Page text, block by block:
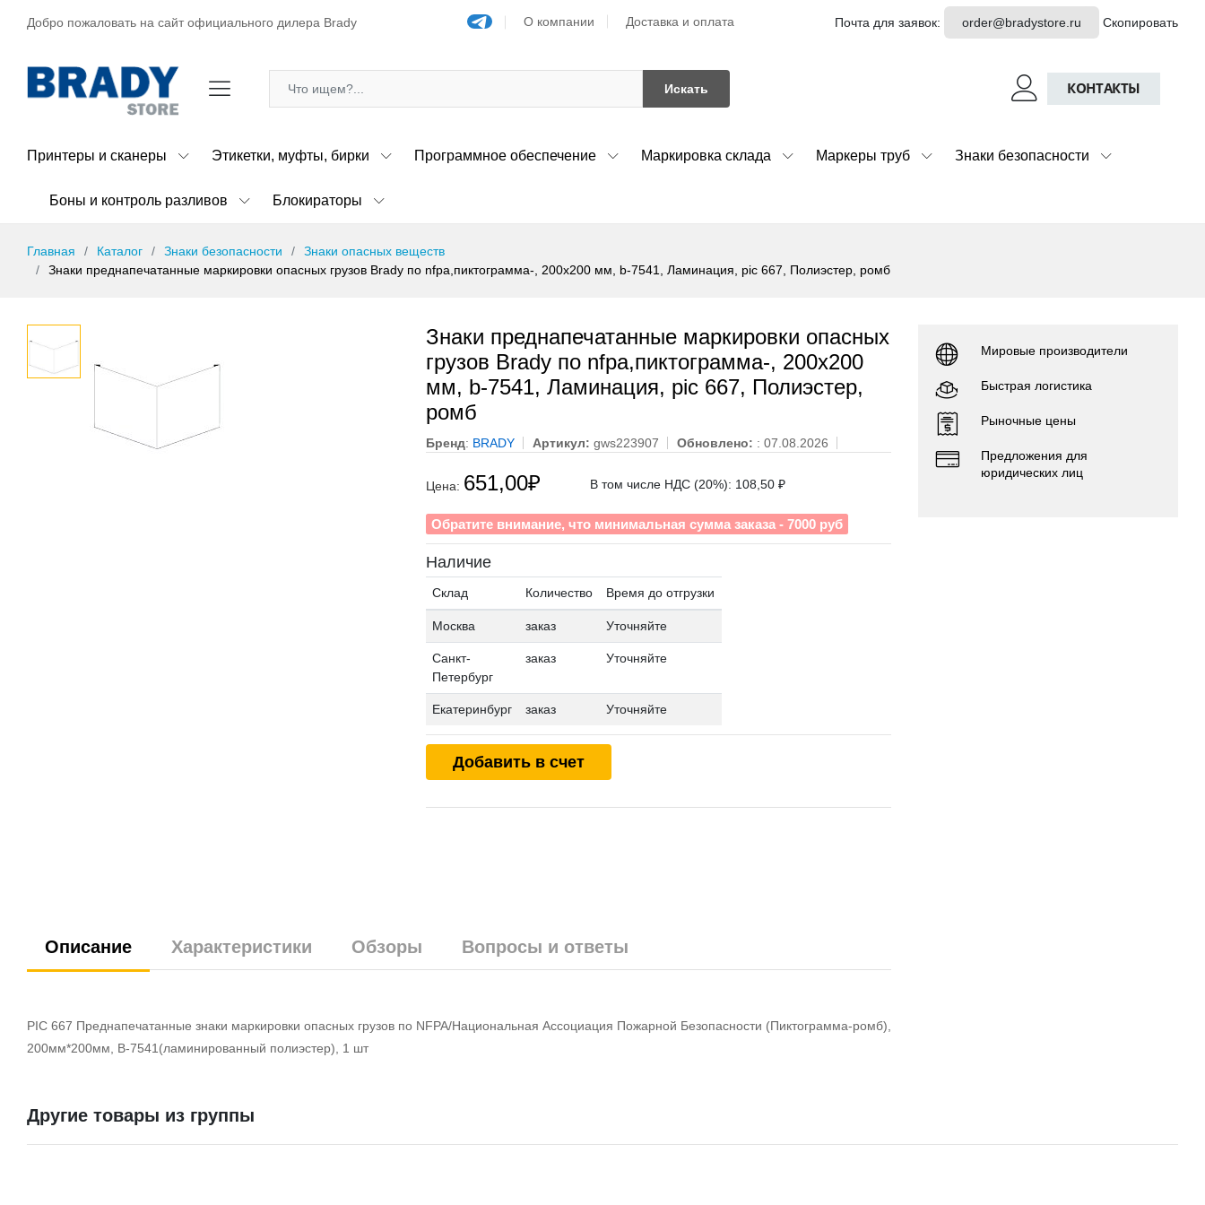
Добро пожаловать на сайт официального дилера Brady О компании Доставка и оплата Почта для заявок: order@bradystore.ru Скопировать
Искать КОНТАКТЫ
Принтеры и сканеры Этикетки, муфты, бирки Программное обеспечение Маркировка склада Маркеры труб Знаки безопасности
Боны и контроль разливов Блокираторы
Главная Каталог Знаки безопасности
Знаки опасных веществ
Знаки преднапечатанные маркировки опасных грузов Brady по nfpa,пиктограмма-, 200x200 мм, b-7541, Ламинация, pic 667, Полиэстер, ромб
Знаки преднапечатанные маркировки опасных
грузов Brady по nfpa,пиктограмма-, 200x200
мм, b-7541, Ламинация, pic 667, Полиэстер,
ромб
Бренд: BRADY Артикул: gws223907 Обновлено: : 07.08.2026
Цена: 651,00₽ В том числе НДС (20%): 108,50 ₽
Обратите внимание, что минимальная сумма заказа - 7000 руб
Наличие
Склад Количество Время до отгрузки
Москва заказ Уточняйте
Санкт-
Петербург
заказ Уточняйте
Екатеринбург заказ Уточняйте
Добавить в счет
Описание Характеристики Обзоры Вопросы и ответы
PIC 667 Преднапечатанные знаки маркировки опасных грузов по NFPA/Национальная Ассоциация Пожарной Безопасности (Пиктограмма-ромб),
200мм*200мм, B-7541(ламинированный полиэстер), 1 шт
Мировые производители
Быстрая логистика
Рыночные цены
Предложения для
юридических лиц
Другие товары из группы